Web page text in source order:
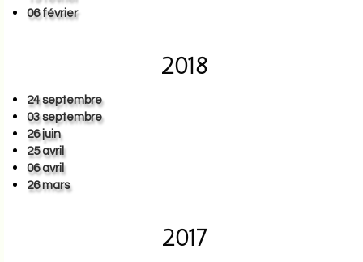
06 février
2018
24 septembre
03 septembre
26 juin
25 avril
06 avril
26 mars
2017